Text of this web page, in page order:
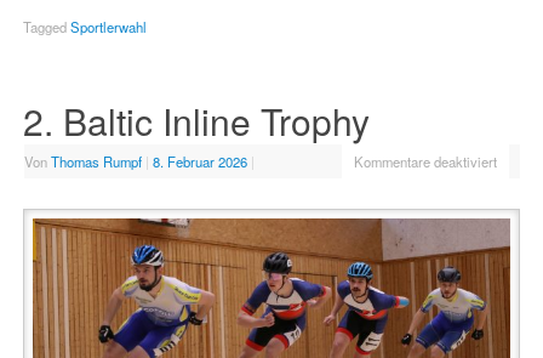
TaggedSportlerwahl
2. Baltic Inline Trophy
VonThomas Rumpf | 8. Februar 2026 | Kommentare deaktiviert